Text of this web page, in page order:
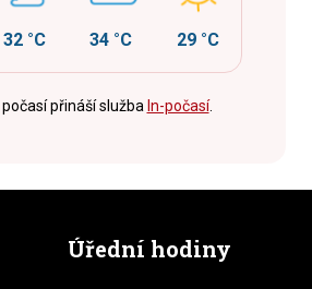
32 °C 34 °C 29 °C
přináší služba In-počasí.
Úřední hodiny